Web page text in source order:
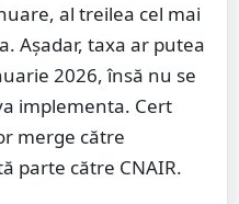
al treilea cel mai
Aşadar, taxa ar putea
2026, însă nu se
implementa. Cert
merge către
parte către CNAIR.